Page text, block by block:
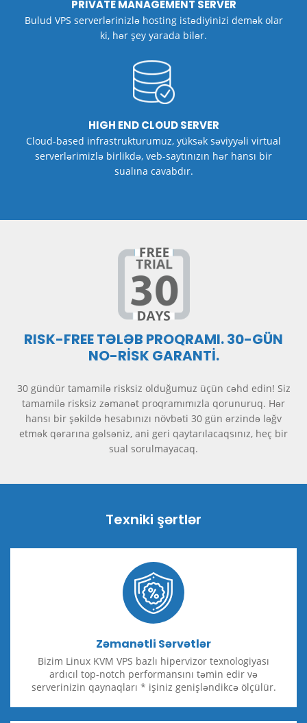
PRIVATE MANAGEMENT SERVER
Bulud VPS serverlərinizlə hosting istədiyinizi demək olar
ki, hər şey yarada bilər.
HIGH END CLOUD SERVER
Cloud-based infrastrukturumuz, yüksək səviyyəli virtual
serverlərimizlə birlikdə, veb-saytınızın hər hansı bir
sualına cavabdır.
RISK-FREE TƏLƏB PROQRAMI. 30-GÜN
NO-RİSK GARANTİ.
30 gündür tamamilə risksiz olduğumuz üçün cəhd edin! Siz
tamamilə risksiz zəmanət proqramımızla qorunuruq. Hər
hansı bir şəkildə hesabınızı növbəti 30 gün ərzində ləğv
etmək qərarına gəlsəniz, ani geri qaytarılacaqsınız, heç bir
sual sorulmayacaq.
Texniki şərtlər
Zəmanətli Sərvətlər
Bizim Linux KVM VPS bazlı hipervizor texnologiyası
ardıcıl top-notch performansını təmin edir və
serverinizin qaynaqları * işiniz genişləndikcə ölçülür.